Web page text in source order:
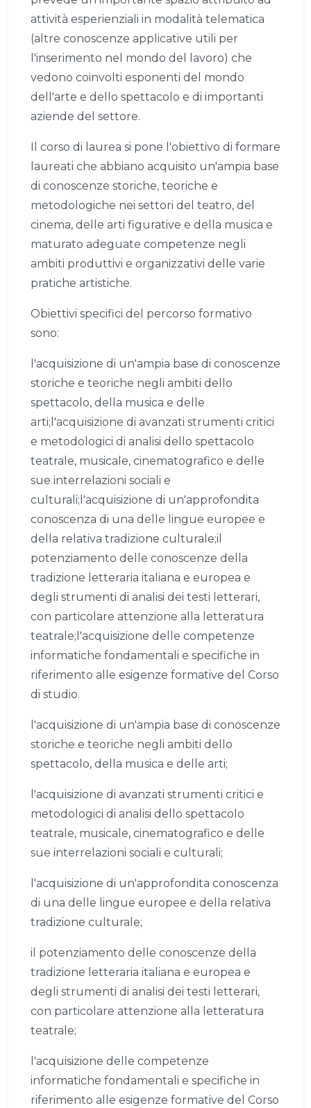
attività esperienziali in modalità telematica
(altre conoscenze applicative utili per
l'inserimento nel mondo del lavoro) che
vedono coinvolti esponenti del mondo
dell'arte e dello spettacolo e di importanti
aziende del settore.
Il corso di laurea si pone l'obiettivo di formare
laureati che abbiano acquisito un'ampia base
di conoscenze storiche, teoriche e
metodologiche nei settori del teatro, del
cinema, delle arti figurative e della musica e
maturato adeguate competenze negli
ambiti produttivi e organizzativi delle varie
pratiche artistiche.
Obiettivi specifici del percorso formativo
sono:
l'acquisizione di un'ampia base di conoscenze
storiche e teoriche negli ambiti dello
spettacolo, della musica e delle
arti;l'acquisizione di avanzati strumenti critici
e metodologici di analisi dello spettacolo
teatrale, musicale, cinematografico e delle
sue interrelazioni sociali e
culturali;l'acquisizione di un'approfondita
conoscenza di una delle lingue europee e
della relativa tradizione culturale;il
potenziamento delle conoscenze della
tradizione letteraria italiana e europea e
degli strumenti di analisi dei testi letterari,
con particolare attenzione alla letteratura
teatrale;l'acquisizione delle competenze
informatiche fondamentali e specifiche in
riferimento alle esigenze formative del Corso
di studio.
l'acquisizione di un'ampia base di conoscenze
storiche e teoriche negli ambiti dello
spettacolo, della musica e delle arti;
l'acquisizione di avanzati strumenti critici e
metodologici di analisi dello spettacolo
teatrale, musicale, cinematografico e delle
sue interrelazioni sociali e culturali;
l'acquisizione di un'approfondita conoscenza
di una delle lingue europee e della relativa
tradizione culturale;
il potenziamento delle conoscenze della
tradizione letteraria italiana e europea e
degli strumenti di analisi dei testi letterari,
con particolare attenzione alla letteratura
teatrale;
l'acquisizione delle competenze
informatiche fondamentali e specifiche in
riferimento alle esigenze formative del Corso